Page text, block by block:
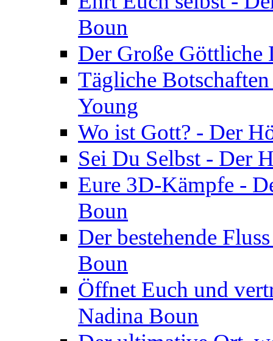
Boun
Der Große
Tägliche
Young
Wo ist Gott? - Der
Sei Du Selbst - Der
Eure 3D-Kämpfe -
Boun
Der bestehende
Boun
Öffnet Euch und
Nadina Boun